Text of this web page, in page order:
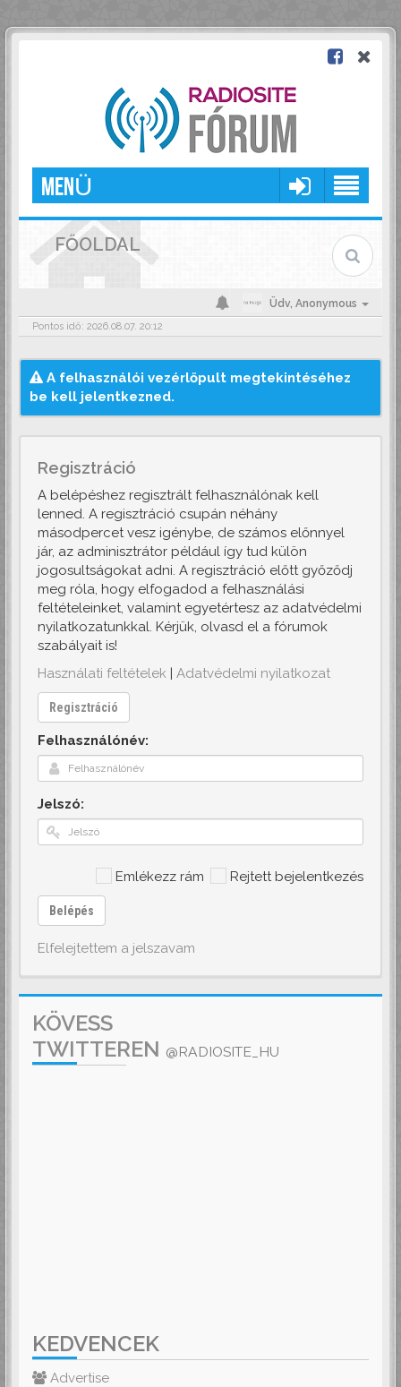
MENÜ
FŐOLDAL
Üdv, Anonymous
Pontos idő: 2026.08.07. 20:12
A felhasználói vezérlőpult megtekintéséhez
be kell jelentkezned.
Regisztráció
A belépéshez regisztrált felhasználónak kell
lenned. A regisztráció csupán néhány
másodpercet vesz igénybe, de számos előnnyel
jár, az adminisztrátor például így tud külön
jogosultságokat adni. A regisztráció előtt győződj
meg róla, hogy elfogadod a felhasználási
feltételeinket, valamint egyetértesz az adatvédelmi
nyilatkozatunkkal. Kérjük, olvasd el a fórumok
szabályait is!
Használati feltételek | Adatvédelmi nyilatkozat
Regisztráció
Felhasználónév:
Jelszó:
Emlékezz rám Rejtett bejelentkezés
Belépés
Elfelejtettem a jelszavam
KÖVESS
TWITTEREN @RADIOSITE_HU
KEDVENCEK
Advertise